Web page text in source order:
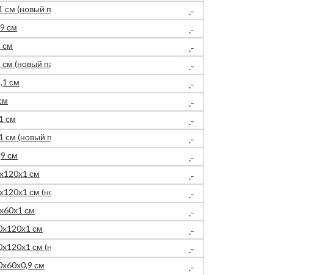
(новый пакинг) .-
см .-
см .-
(новый пакинг 30 кор.палл.) .-
см .-
.-
см .-
(новый пакинг 30 кор/пал) .-
см .-
см .-
см (новый пакинг 30 кор/пал) .-
см .-
см .-
см (новый пакинг 30 кор/пал) .-
см .-